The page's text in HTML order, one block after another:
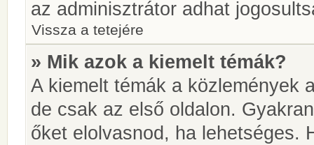
az adminisztrátor adhat
Vissza a tetejére
» Mik azok a kiemelt témák?
A kiemelt témák a közlemények
de csak az első oldalon.
őket elolvasnod, ha lehetséges.